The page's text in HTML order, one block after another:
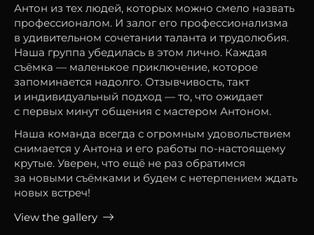
Антон из тех людей, которых можно смело назвать
профессионалом. И залог его профессионализма
в удивительном сочетании таланта и трудолюбия.
Наша группа убедилась в этом лично. Каждая
съёмка — маленькое приключение, которое
запоминается надолго. Отзывчивость, такт
и индивидуальный подход — то, что ожидает
с первых минут общения с мастером Антоном.
Наша команда всегда с огромным удовольствием
снимается у Антона и его работы по-настоящему
крутые. Уверен, что ещё не раз обратимся
за новыми съёмками и будем с нетерпением ждать
новых встреч!
View the gallery